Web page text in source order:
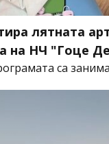
лятната
на НЧ "Гоце
са